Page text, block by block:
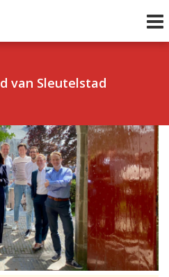
van Sleutelstad
1 van 0 Volgend uur